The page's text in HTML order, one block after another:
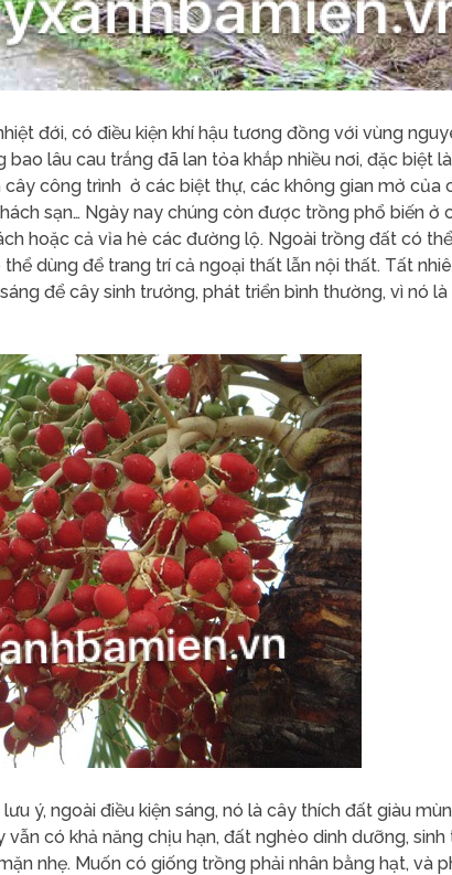
đới, có điều kiện khí hậu tương đồng với vùng
bao lâu cau trắng đã lan tỏa khắp nhiều nơi, đặc biệt
công trình ở các biệt thự, các không gian mở của
sạn… Ngày nay chúng còn được trồng phổ biến ở
hoặc cả vỉa hè các đường lộ. Ngoài trồng đất có
dùng để trang trí cả ngoại thất lẫn nội thất. Tất
để cây sinh trưởng, phát triển bình thường, vì nó
ý, ngoài điều kiện sáng, nó là cây thích đất giàu
vẫn có khả năng chịu hạn, đất nghèo dinh dưỡng,
nhẹ. Muốn có giống trồng phải nhân bằng hạt, và